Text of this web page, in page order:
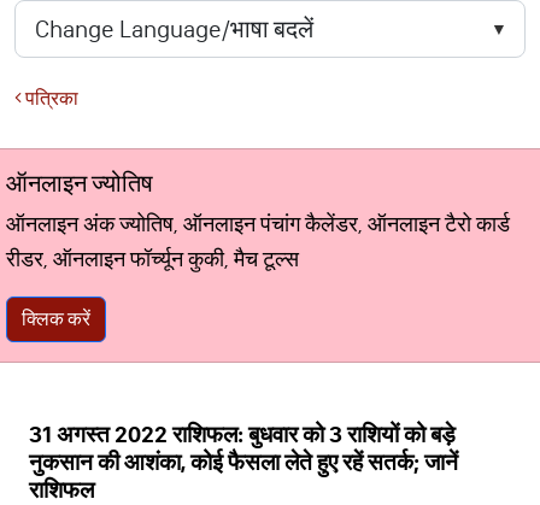
पत्रिका
ऑनलाइन ज्योतिष
ऑनलाइन अंक ज्योतिष, ऑनलाइन पंचांग कैलेंडर, ऑनलाइन टैरो कार्ड
रीडर, ऑनलाइन फॉर्च्यून कुकी, मैच टूल्स
क्लिक करें
31 अगस्त 2022 राशिफल: बुधवार को 3 राशियों को बड़े
नुकसान की आशंका, कोई फैसला लेते हुए रहें सतर्क; जानें
राशिफल